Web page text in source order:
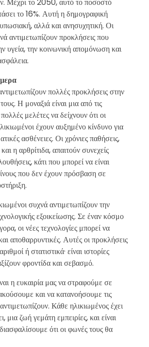
το 16%. Αυτή η δημογραφική
αλλά και ανησυχητική. Οι
αντιμετωπίζουν προκλήσεις που
υγεία, την κοινωνική απομόνωση και
πολλές προκλήσεις στην
Η μοναξιά είναι μια από τις
μελέτες να δείχνουν ότι οι
έχουν αυξημένο κίνδυνο για
ασθένειες. Οι χρόνιες παθήσεις,
η αρθρίτιδα, απαιτούν συνεχείς
κάτι που μπορεί να είναι
που δεν έχουν πρόσβαση σε
συχνά αντιμετωπίζουν την
εξοικείωσης. Σε έναν κόσμο
οι νέες τεχνολογίες μπορεί να
αποθαρρυντικές. Αυτές οι προκλήσεις
ή στατιστικά· είναι ιστορίες
φροντίδα και σεβασμό.
η ευκαιρία μας να στραφούμε σε
και να κατανοήσουμε τις
Κάθε ηλικιωμένος έχει
μια ζωή γεμάτη εμπειρίες, και είναι
ότι οι φωνές τους θα